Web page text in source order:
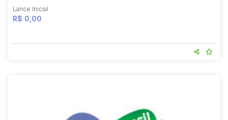
Lance Inicial
R$ 0,00